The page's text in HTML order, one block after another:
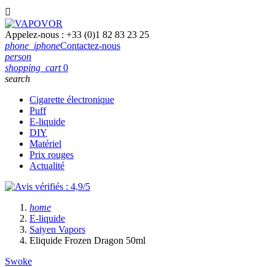

Appelez-nous : +33 (0)1 82 83 23 25
phone_iphoneContactez-nous
person
shopping_cart 0
search
Cigarette électronique
Puff
E-liquide
DIY
Matériel
Prix rouges
Actualité
home
E-liquide
Saiyen Vapors
Eliquide Frozen Dragon 50ml
Swoke